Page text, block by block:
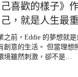
己喜歡的樣子》
己，就是人生最
之前，Eddie 的夢想就
創意的生活。 但當理想
境雖然刺激，卻不是…